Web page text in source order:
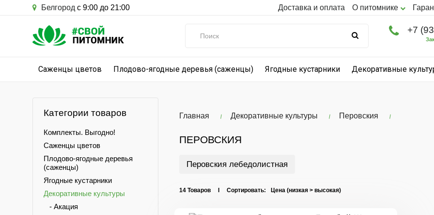
Белгород с 9:00 до 21:00 Доставка и оплата О питомнике
+7
Саженцы цветов Плодово-ягодные деревья (саженцы) Ягодные кустарники Декоративные
Категории товаров
Комплекты. Выгодно!
Саженцы цветов
Плодово-ягодные деревья
(саженцы)
Ягодные кустарники
Декоративные культуры
- Акация
Главная Декоративные культуры Перовския
ПЕРОВСКИЯ
Перовския лебедолистная
14 Товаров I Сортировать: